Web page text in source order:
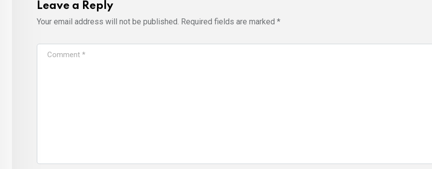
Leave a Reply
Your email address will not be published. Required fields are marked *